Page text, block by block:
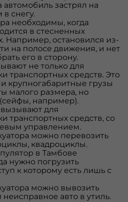
автомобиль застрял на
снегу.
необходимы, когда
в стесненных
Например, остановился из-
на полосе движения, и нет
его в сторону.
не только для
транспортных средств. Это
крупногабаритные грузы
малого размера, но
например).
для
транспортных средств, со
управлением.
можно перевозить
квадроциклы.
в Тамбове
нужно погрузить
к которому есть лишь с
можно вывозить
авто в утиль.